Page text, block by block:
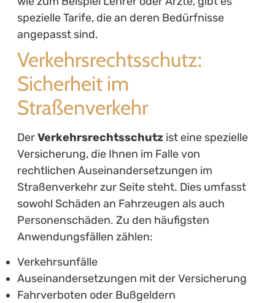
spezielle Tarife, die an deren Bedürfnisse
angepasst sind.
Verkehrsrechtsschutz:
Sicherheit im
Straßenverkehr
DerVerkehrsrechtsschutzist eine spezielle
Versicherung, die Ihnen im Falle von
rechtlichen Auseinandersetzungen im
Straßenverkehr zur Seite steht. Dies umfasst
sowohl Schäden an Fahrzeugen als auch
Personenschäden. Zu den häufigsten
Anwendungsfällen zählen:
Verkehrsunfälle
Auseinandersetzungen mit der Versicherung
Fahrverboten oder Bußgeldern